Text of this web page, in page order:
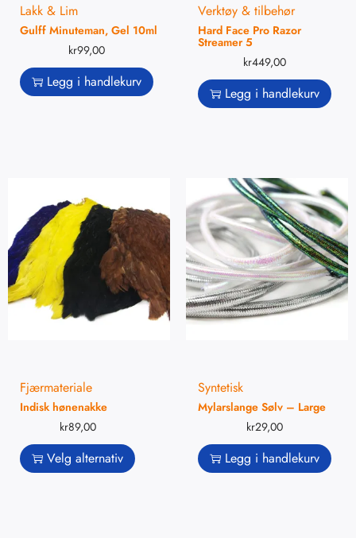
Lakk & Lim
Gulff Minuteman, Gel 10ml
kr99,00
Legg i handlekurv
Verktøy & tilbehør
Hard Face Pro Razor
Streamer 5
kr449,00
Legg i handlekurv
Fjærmateriale
Indisk hønenakke
kr89,00
Velg alternativ
Syntetisk
Mylarslange Sølv – Large
kr29,00
Legg i handlekurv